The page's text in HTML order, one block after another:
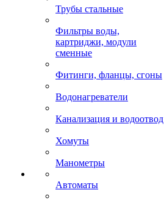
Трубы стальные
Фильтры воды,
картриджи, модули
сменные
Фитинги, фланцы, сгоны
Водонагреватели
Канализация и водоотвод
Хомуты
Манометры
Автоматы